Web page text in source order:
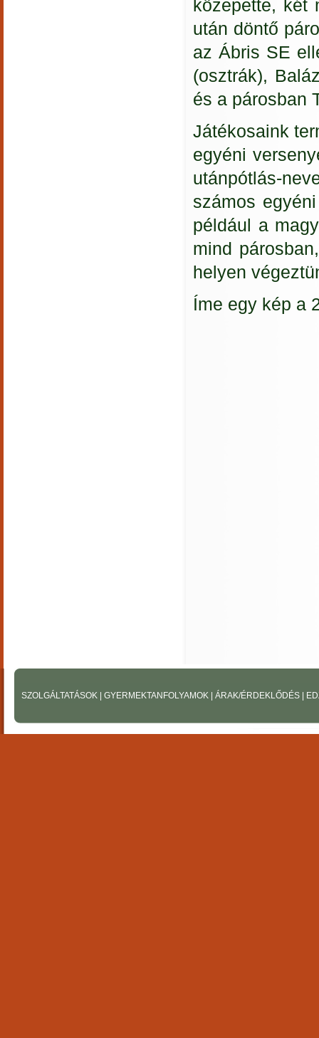
közepette, két
után döntő
az Ábris SE
(osztrák),
és a párosban
Játékosaink
egyéni
utánpótlás-
számos
például a
mind
helyen
Íme egy kép a
SZOLGÁLTATÁSOK GYERMEKTANFOLYAMOK ÁRAK/ÉRDEKLŐDÉS